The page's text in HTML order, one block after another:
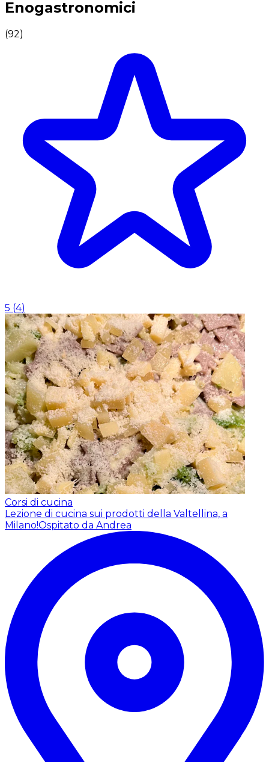
Enogastronomici
(92)
5 (4)
Corsi di cucina
Lezione di cucina sui prodotti della Valtellina, a
Milano!Ospitato da Andrea